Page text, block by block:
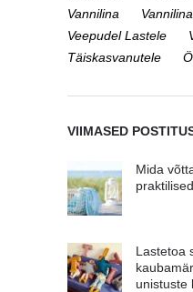
Vannilina
Veepudel Lastele
Täiskasvanutele
VIIMASED
Mida
Lastetoa
unistuste